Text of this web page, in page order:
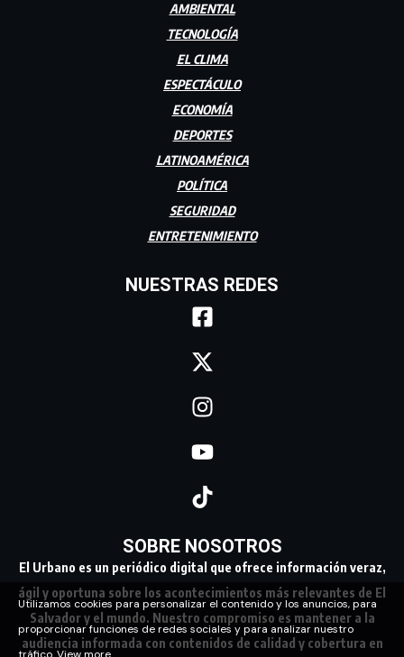
AMBIENTAL
TECNOLOGÍA
EL CLIMA
ESPECTÁCULO
ECONOMÍA
DEPORTES
LATINOAMÉRICA
POLÍTICA
SEGURIDAD
ENTRETENIMIENTO
NUESTRAS REDES
SOBRE NOSOTROS
El Urbano es un periódico digital que ofrece información veraz,
ágil y oportuna sobre los acontecimientos más relevantes de El
Salvador y el mundo. Nuestro compromiso es mantener a la
audiencia informada con contenidos de calidad y cobertura en
Utilizamos cookies para personalizar el contenido y los anuncios, para
proporcionar funciones de redes sociales y para analizar nuestro